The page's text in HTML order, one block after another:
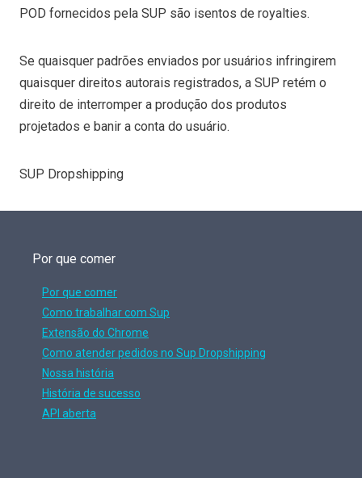
POD fornecidos pela SUP são isentos de royalties.
Se quaisquer padrões enviados por usuários infringirem
quaisquer direitos autorais registrados, a SUP retém o
direito de interromper a produção dos produtos
projetados e banir a conta do usuário.
SUP Dropshipping
Por que comer
Por que comer
Como trabalhar com Sup
Extensão do Chrome
Como atender pedidos no Sup Dropshipping
Nossa história
História de sucesso
API aberta